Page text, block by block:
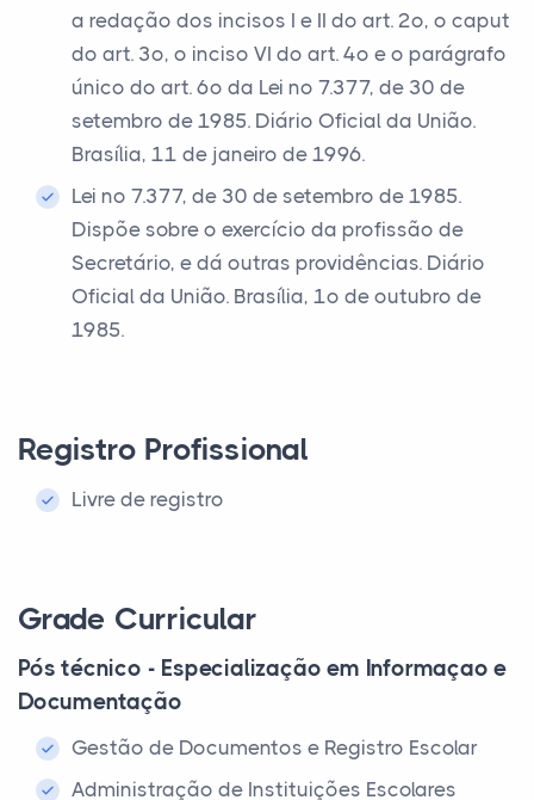
a redação dos incisos I e II do art. 2º, o caput
do art. 3º, o inciso VI do art. 4º e o parágrafo
único do art. 6º da Lei nº 7.377, de 30 de
setembro de 1985. Diário Oficial da União.
Brasília, 11 de janeiro de 1996.
Lei nº 7.377, de 30 de setembro de 1985.
Dispõe sobre o exercício da profissão de
Secretário, e dá outras providências. Diário
Oficial da União. Brasília, 1º de outubro de
1985.
Registro Profissional
Livre de registro
Grade Curricular
Pós técnico - Especialização em Informaçao e
Documentação
Gestão de Documentos e Registro Escolar
Administração de Instituições Escolares